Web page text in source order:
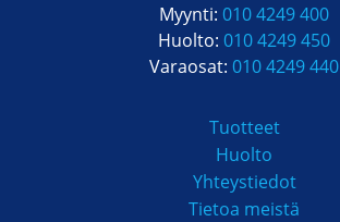
Myynti: 010 4249 400
Huolto: 010 4249 450
Varaosat: 010 4249 440
Tuotteet
Huolto
Yhteystiedot
Tietoa meistä